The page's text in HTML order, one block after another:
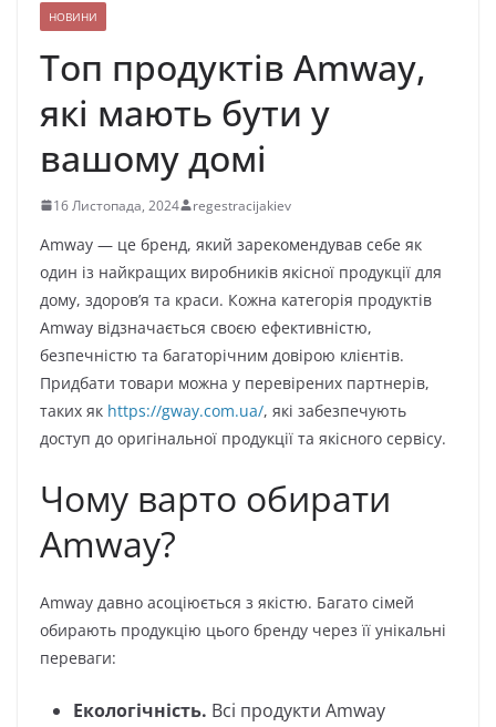
НОВИНИ
Топ продуктів Amway,
які мають бути у
вашому домі
16 Листопада, 2024 regestracijakiev
Amway — це бренд, який зарекомендував себе як
один із найкращих виробників якісної продукції для
дому, здоров’я та краси. Кожна категорія продуктів
Amway відзначається своєю ефективністю,
безпечністю та багаторічним довірою клієнтів.
Придбати товари можна у перевірених партнерів,
таких як https://gway.com.ua/, які забезпечують
доступ до оригінальної продукції та якісного сервісу.
Чому варто обирати
Amway?
Amway давно асоціюється з якістю. Багато сімей
обирають продукцію цього бренду через її унікальні
переваги:
Екологічність. Всі продукти Amway